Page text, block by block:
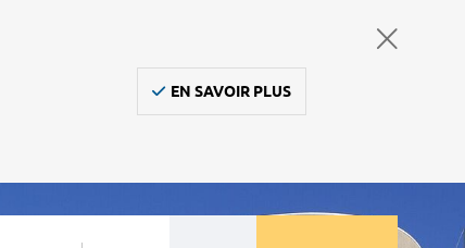
EN SAVOIR PLUS